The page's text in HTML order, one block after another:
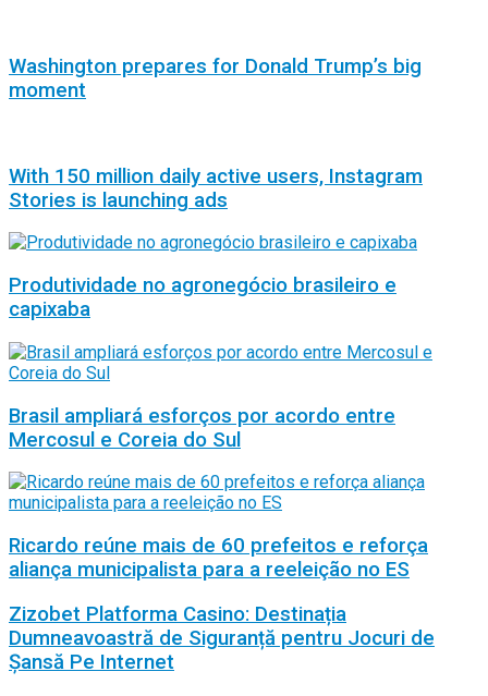
Washington prepares for Donald Trump’s big
moment
With 150 million daily active users, Instagram
Stories is launching ads
Produtividade no agronegócio brasileiro e
capixaba
Brasil ampliará esforços por acordo entre
Mercosul e Coreia do Sul
Ricardo reúne mais de 60 prefeitos e reforça
aliança municipalista para a reeleição no ES
Zizobet Platforma Casino: Destinația
Dumneavoastră de Siguranță pentru Jocuri de
Șansă Pe Internet